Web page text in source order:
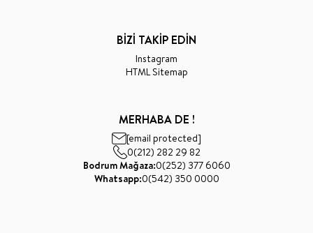
BİZİ TAKİP EDİN
Instagram
HTML Sitemap
MERHABA DE !
[email protected]
0(212) 282 29 82
Bodrum Mağaza:0(252) 377 6060
Whatsapp:0(542) 350 0000